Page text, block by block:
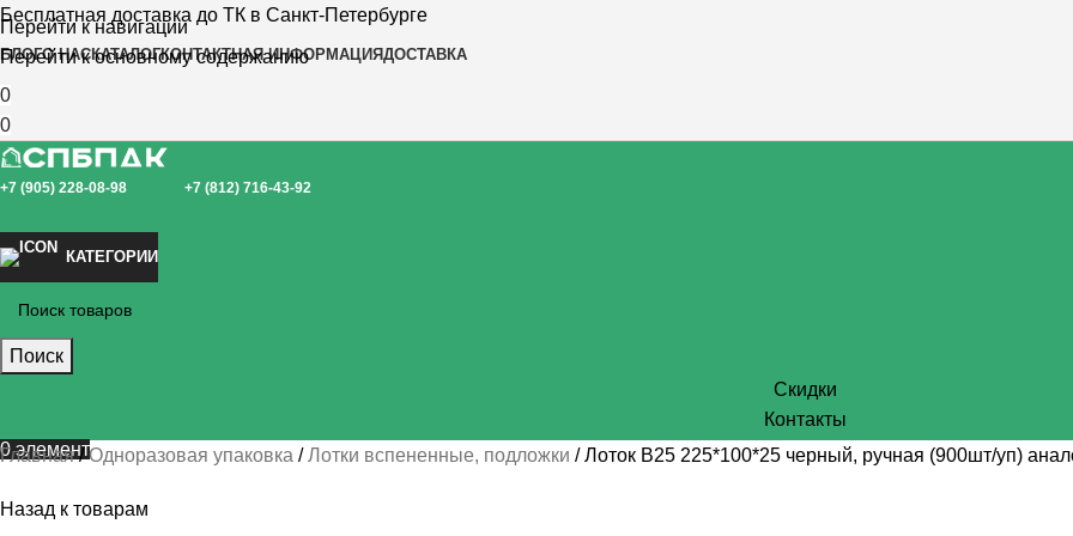
Перейти к навигации
Перейти к основному содержанию
Бесплатная доставка до ТК в Санкт-Петербурге
БЛОГО НАСКАТАЛОГКОНТАКТНАЯ ИНФОРМАЦИЯДОСТАВКА
0
0
+7 (905) 228-08-98 +7 (812) 716-43-92
КАТЕГОРИИ
Поиск
Скидки
Контакты
0элемент
Главная Одноразовая упаковка Лотки вспененные, подложки Лоток В25 225*100*25 черный, ручная (900шт/уп)
Назад к товарам